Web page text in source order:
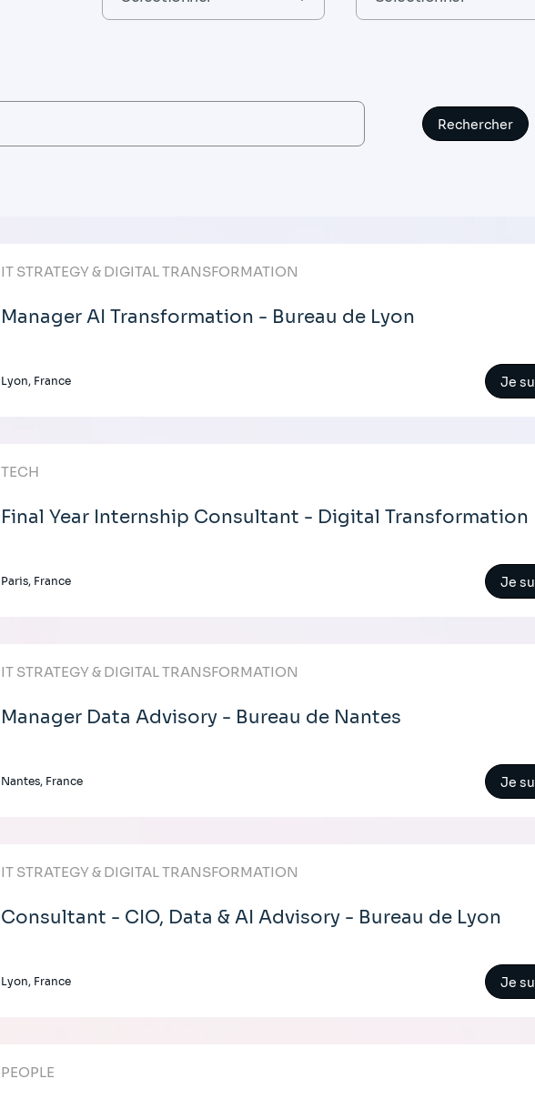
IT STRATEGY & DIGITAL TRANSFORMATION
Manager AI Transformation - Bureau de Lyon
Lyon, France Je
TECH
Final Year Internship Consultant - Digital Transformation
Paris, France Je
IT STRATEGY & DIGITAL TRANSFORMATION
Manager Data Advisory - Bureau de Nantes
Nantes, France Je
IT STRATEGY & DIGITAL TRANSFORMATION
Consultant - CIO, Data & AI Advisory - Bureau de Lyon
Lyon, France Je
PEOPLE